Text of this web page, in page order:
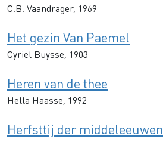
C.B. Vaandrager, 1969
Het gezin Van Paemel
Cyriel Buysse, 1903
Heren van de thee
Hella Haasse, 1992
Herfsttij der middeleeuwen